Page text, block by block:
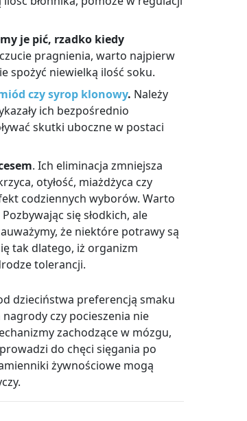
je pić, rzadko kiedy
pragnienia, warto najpierw
spożyć niewielką ilość soku.
czy syrop klonowy. Należy
ich bezpośrednio
skutki uboczne w postaci
. Ich eliminacja zmniejsza
otyłość, miażdżyca czy
codziennych wyborów. Warto
się słodkich, ale
że niektóre potrawy są
tak dlatego, iż organizm
tolerancji.
dzieciństwa preferencją smaku
czy pocieszenia nie
zachodzące w mózgu,
do chęci sięgania po
żywnościowe mogą